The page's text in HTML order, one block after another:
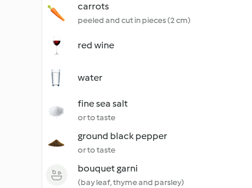
carrots
peeled and cut in pieces (2 cm)
red wine
water
fine sea salt
or to taste
ground black pepper
or to taste
bouquet garni
(bay leaf, thyme and parsley)